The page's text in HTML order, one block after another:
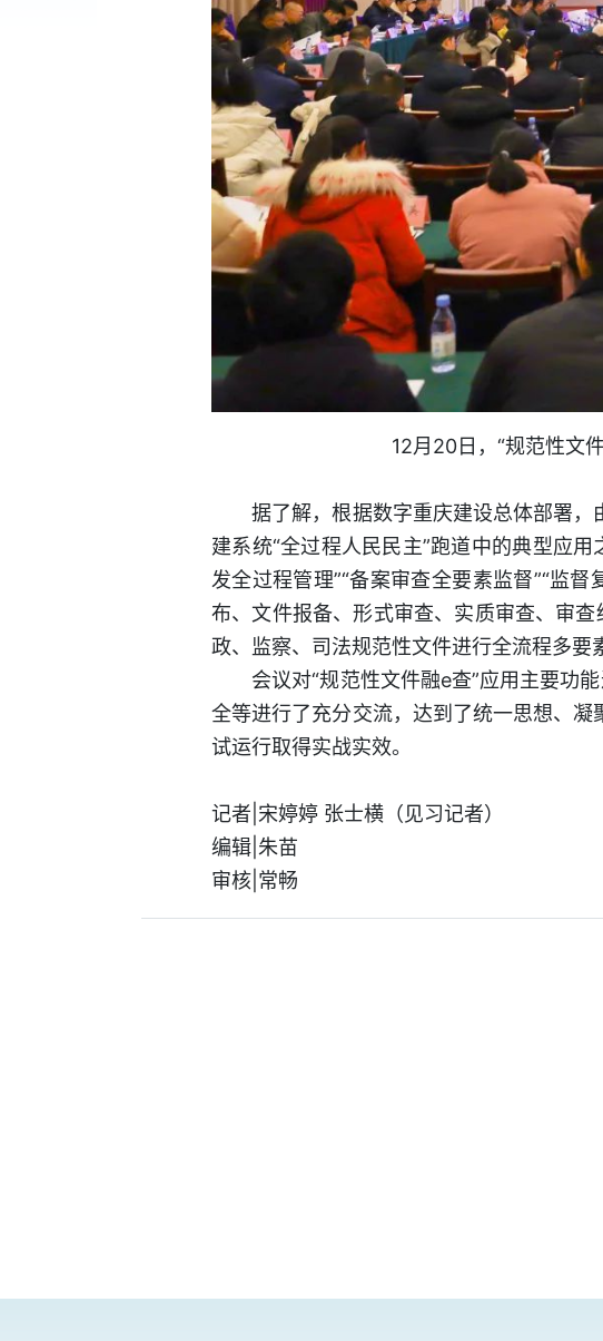
12月20日，“规范性文
据了解，根据数字重庆建设总体部署，
建系统“全过程人民民主”跑道中的典型应
发全过程管理”“备案审查全要素监督”“监
布、文件报备、形式审查、实质审查、审
政、监察、司法规范性文件进行全流程多要
会议对“规范性文件融e查”应用主要功能
全等进行了充分交流，达到了统一思想、
试运行取得实战实效。
记者|宋婷婷 张士横（见习记者）
编辑|朱苗
审核|常畅